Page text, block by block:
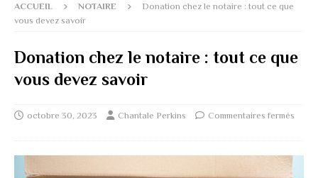
ACCUEIL NOTAIRE
Donation chez le notaire : tout ce que
vous devez savoir
Donation chez le notaire : tout ce que
vous devez savoir
octobre 30, 2023 Chantale Perkins Commentaires fermés